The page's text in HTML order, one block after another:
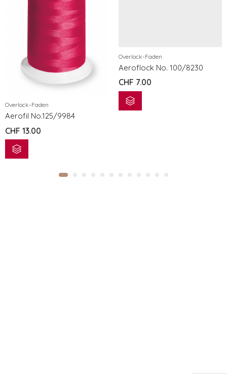
Overlock-Faden
Aerofil No.125/9984
CHF 13.00
Overlock-Faden
Aeroflock No. 100/8230
CHF 7.00